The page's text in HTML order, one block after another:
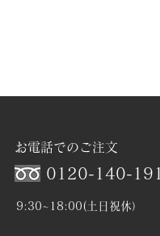
お電話でのご注文
0120-140-191
9:30~18:00(土日祝休）